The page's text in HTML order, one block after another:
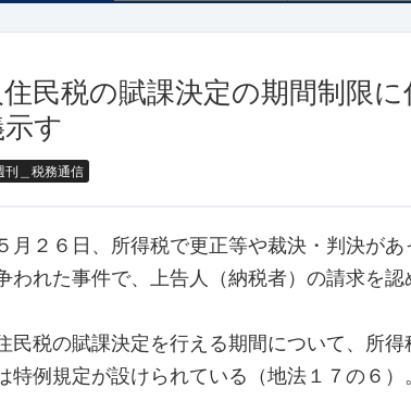
民税の賦課決定の期間制限に
す
刊＿税務通信
２６日、所得税で更正等や裁決・判決が
われた事件で、上告人（納税者）の請求を認
税の賦課決定を行える期間について、所
特例規定が設けられている（地法１７の６）